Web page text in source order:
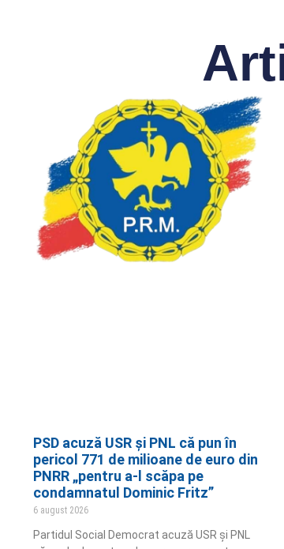
PSD acuză USR și PNL că pun în
pericol 771 de milioane de euro din
PNRR „pentru a-l scăpa pe
condamnatul Dominic Fritz”
6 august 2026
Partidul Social Democrat acuză USR și PNL